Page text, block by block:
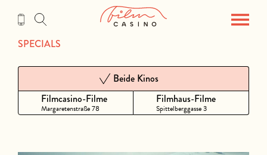
Inhalt
SPECIALS
Filmcasino-Filme
Margaretenstraße 78
Beide Kinos
Filmhaus-Filme
Spittelberggasse 3